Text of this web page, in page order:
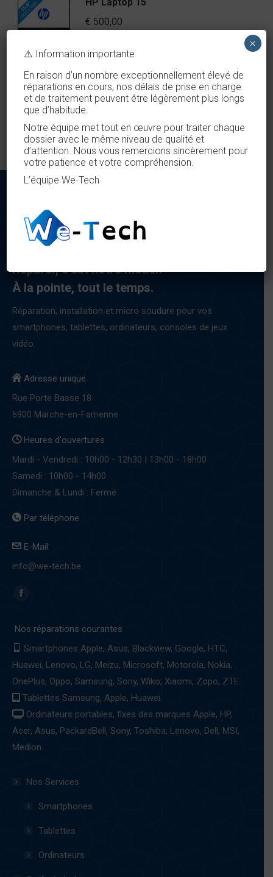
€ 500,00
Asus Vivobook 15 E150
€550,00
Réparer, c’est notre métier.
À la pointe, tout le temps.
Réparation, installation et micro soudure pour vos
smartphones, tablettes, ordinateurs, consoles de jeux
vidéo.
Adresse unique
Rue Porte Basse 18
6900 Marche-en-Famenne
Heures d'ouvertures
Mardi - Vendredi : 10h00 - 12h30 | 13h00 - 18h00
Samedi : 10h00 - 14h00
Dimanche & Lundi : Fermé
Par téléphone
E-Mail
info@we-tech.be
Find us on:
Facebook
opens
in
new
window
Nos réparations courantes
Smartphones Apple, Asus, Blackview, Google, HTC,
Huawei, Lenovo, LG, Meizu, Microsoft, Motorola, Nokia,
OnePlus, Oppo, Samsung, Sony, Wiko, Xiaomi, Zopo, ZTE.
Tablettes Samsung, Apple, Huawei.
Ordinateurs portables, fixes des marques Apple, HP,
Acer, Asus, PackardBell, Sony, Toshiba, Lenovo, Dell, MSI,
Medion.
Nos Services
Smartphones
Tablettes
Ordinateurs
⚠️ Information importante
En raison d’un nombre exceptionnellement élevé de
réparations en cours, nos délais de prise en charge
et de traitement peuvent être légèrement plus longs
que d’habitude.
Notre équipe met tout en œuvre pour traiter chaque
dossier avec le même niveau de qualité et
d’attention. Nous vous remercions sincèrement pour
votre patience et votre compréhension.
L’équipe We-Tech
×